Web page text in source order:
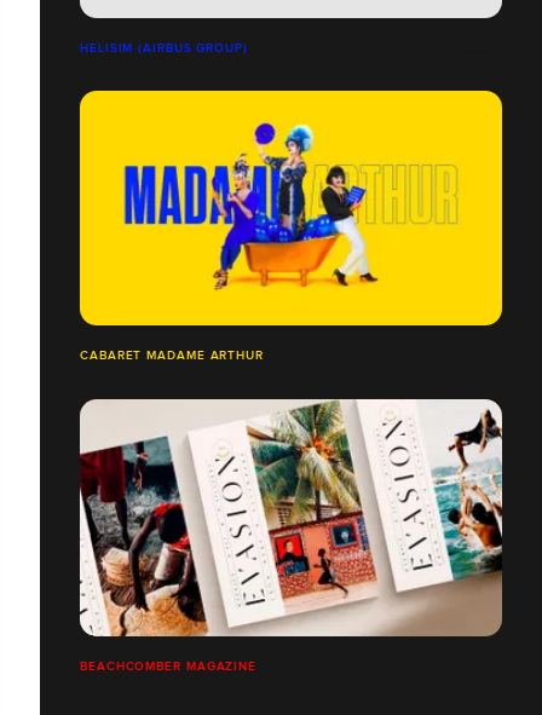
HELISIM (AIRBUS GROUP)
CABARET MADAME ARTHUR
BEACHCOMBER MAGAZINE